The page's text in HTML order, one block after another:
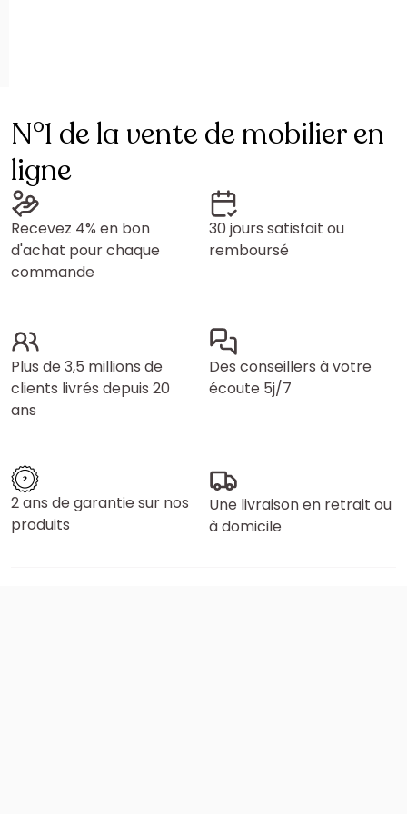
N°1 de la vente de mobilier en
ligne
Recevez 4% en bon
d'achat pour chaque
commande
30 jours satisfait ou
remboursé
Plus de 3,5 millions de
clients livrés depuis 20
ans
Des conseillers à votre
écoute 5j/7
2 ans de garantie sur nos
produits
Une livraison en retrait ou
à domicile